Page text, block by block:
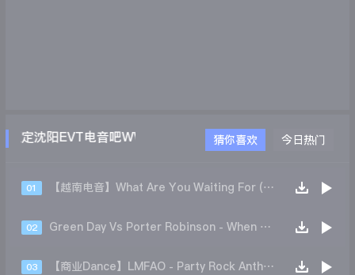
锁定沈阳EVT电音吧WWW.EVTDJ.COM猜你喜欢 今日热门
01 【越南电音】What Are You Waiting For (Future feat. Nkim Sdie Remix)
02 Green Day Vs Porter Robinson - When September Ends Vs Language (Djs From Mars Bootleg)
03 【商业Dance】LMFAO - Party Rock Anthem (Jack Mazzoni Aperitivo Mix)